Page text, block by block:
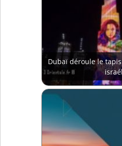
Dubaï déroule le